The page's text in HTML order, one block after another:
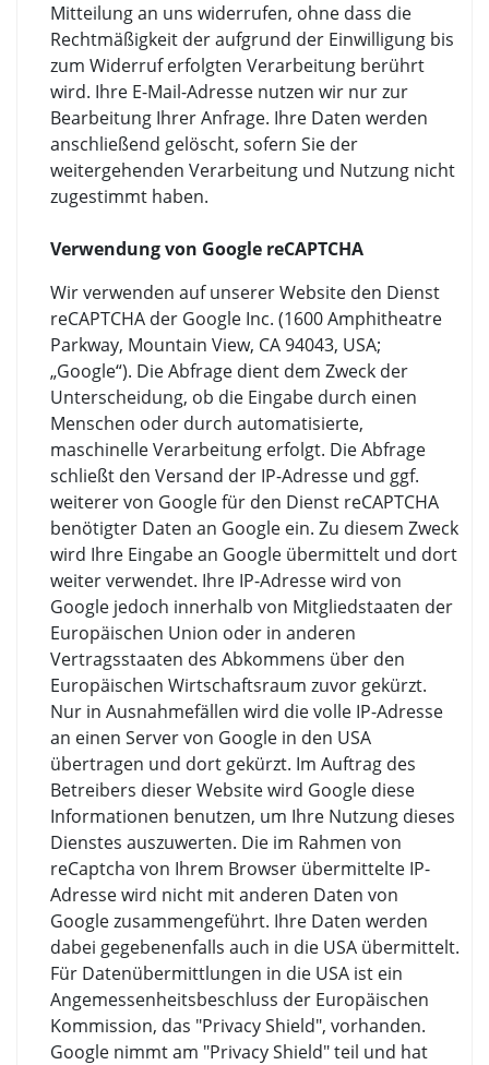
Mitteilung an uns widerrufen, ohne dass die
Rechtmäßigkeit der aufgrund der Einwilligung bis
zum Widerruf erfolgten Verarbeitung berührt
wird. Ihre E-Mail-Adresse nutzen wir nur zur
Bearbeitung Ihrer Anfrage. Ihre Daten werden
anschließend gelöscht, sofern Sie der
weitergehenden Verarbeitung und Nutzung nicht
zugestimmt haben.
Verwendung von Google reCAPTCHA
Wir verwenden auf unserer Website den Dienst
reCAPTCHA der Google Inc. (1600 Amphitheatre
Parkway, Mountain View, CA 94043, USA;
„Google“). Die Abfrage dient dem Zweck der
Unterscheidung, ob die Eingabe durch einen
Menschen oder durch automatisierte,
maschinelle Verarbeitung erfolgt. Die Abfrage
schließt den Versand der IP-Adresse und ggf.
weiterer von Google für den Dienst reCAPTCHA
benötigter Daten an Google ein. Zu diesem Zweck
wird Ihre Eingabe an Google übermittelt und dort
weiter verwendet. Ihre IP-Adresse wird von
Google jedoch innerhalb von Mitgliedstaaten der
Europäischen Union oder in anderen
Vertragsstaaten des Abkommens über den
Europäischen Wirtschaftsraum zuvor gekürzt.
Nur in Ausnahmefällen wird die volle IP-Adresse
an einen Server von Google in den USA
übertragen und dort gekürzt. Im Auftrag des
Betreibers dieser Website wird Google diese
Informationen benutzen, um Ihre Nutzung dieses
Dienstes auszuwerten. Die im Rahmen von
reCaptcha von Ihrem Browser übermittelte IP-
Adresse wird nicht mit anderen Daten von
Google zusammengeführt. Ihre Daten werden
dabei gegebenenfalls auch in die USA übermittelt.
Für Datenübermittlungen in die USA ist ein
Angemessenheitsbeschluss der Europäischen
Kommission, das "Privacy Shield", vorhanden.
Google nimmt am "Privacy Shield" teil und hat